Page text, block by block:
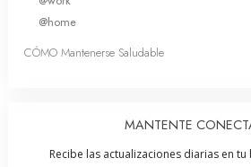
@home
CÓMO Mantenerse Saludable
MANTENTE
Recibe las actualizaciones diarias en